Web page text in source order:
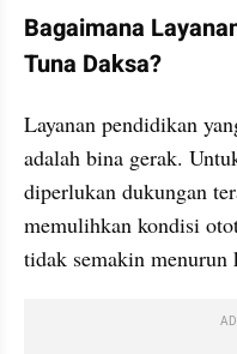
Bagaimana
Tuna Daksa?
Layanan pendidikan
adalah bina gerak.
diperlukan dukungan
memulihkan kondisi
tidak semakin menurun